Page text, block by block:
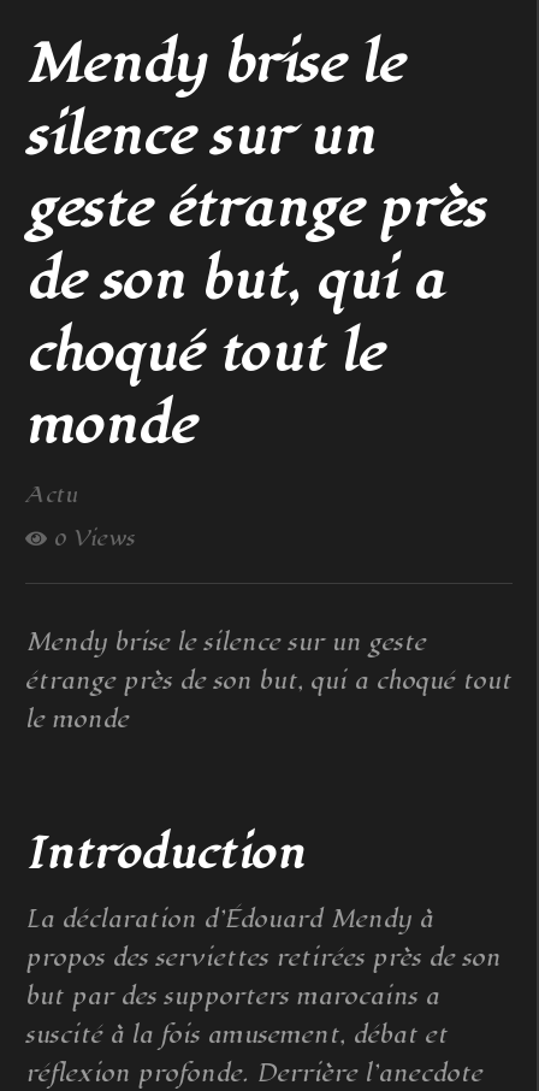
Mendy brise le
silence sur un
geste étrange près
de son but, qui a
choqué tout le
monde
Actu
0 Views
Mendy brise le silence sur un geste
étrange près de son but, qui a choqué tout
le monde
Introduction
La déclaration d’Édouard Mendy à
propos des serviettes retirées près de son
but par des supporters marocains a
suscité à la fois amusement, débat et
réflexion profonde. Derrière l’anecdote